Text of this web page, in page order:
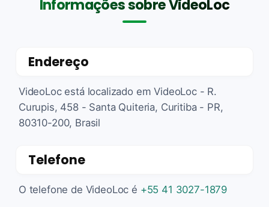
Informações sobre VideoLoc
Endereço
VideoLoc está localizado em VideoLoc - R.
Curupis, 458 - Santa Quiteria, Curitiba - PR,
80310-200, Brasil
Telefone
O telefone de VideoLoc é +55 41 3027-1879